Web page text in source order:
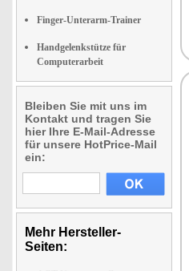
Finger-Unterarm-Trainer
Handgelenkstütze für
Computerarbeit
Bleiben Sie mit uns im
Kontakt und tragen Sie
hier Ihre E-Mail-Adresse
für unsere HotPrice-Mail
ein:
Mehr Hersteller-
Seiten: